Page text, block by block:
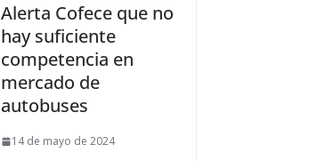
Alerta Cofece que no
hay suficiente
competencia en
mercado de
autobuses
14 de mayo de 2024